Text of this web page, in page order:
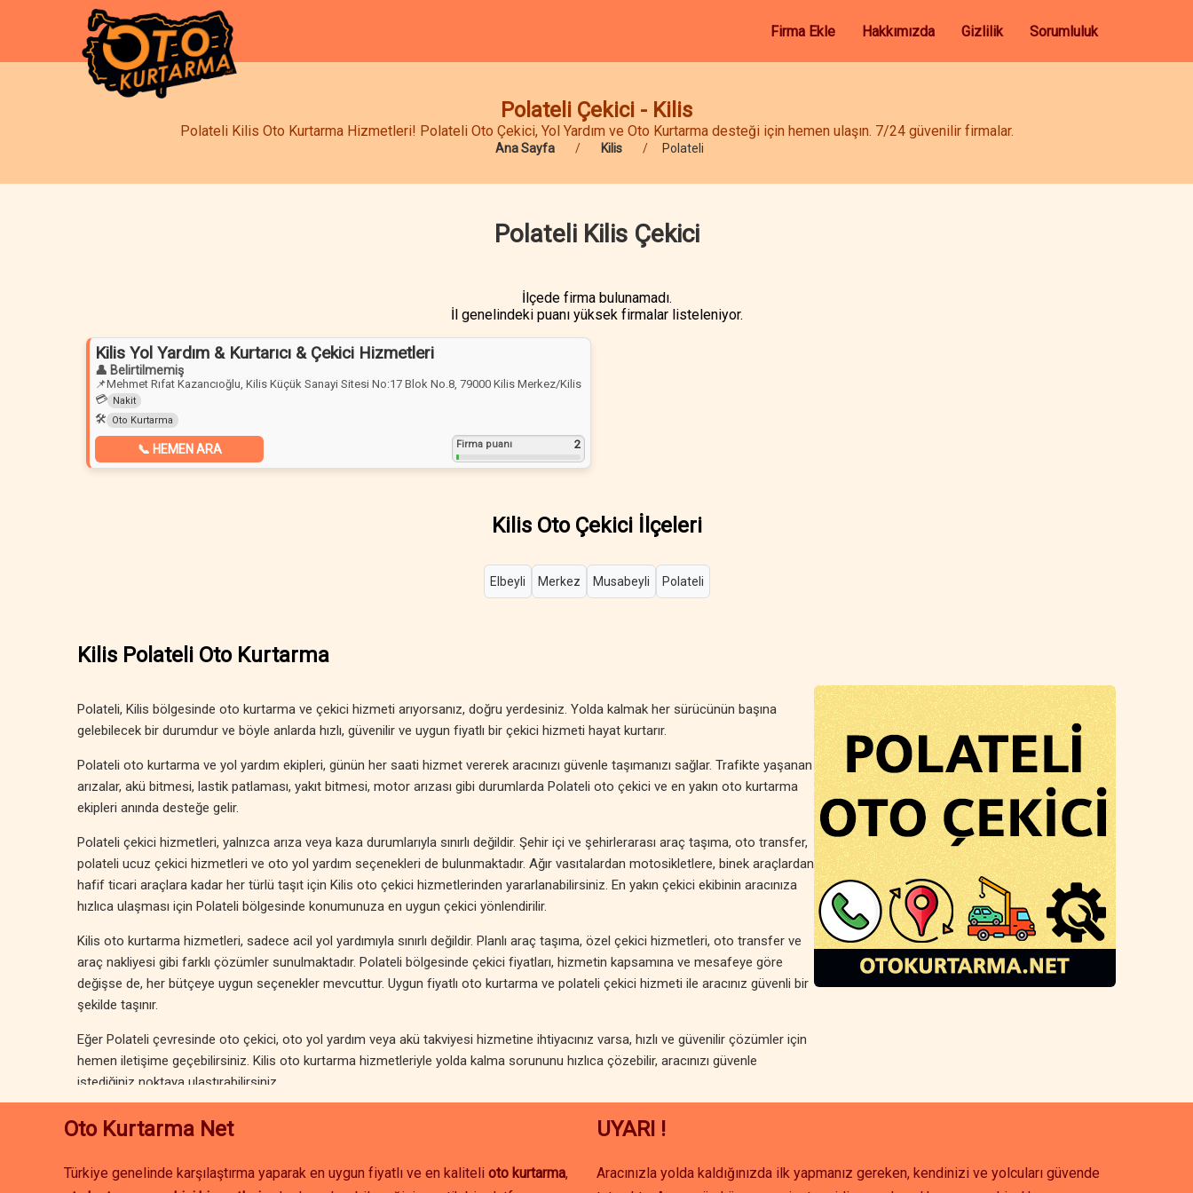
Firma Ekle Hakkımızda Gizlilik Sorumluluk
Polateli Çekici - Kilis
Polateli Kilis Oto Kurtarma Hizmetleri! Polateli Oto Çekici, Yol Yardım ve Oto Kurtarma desteği için hemen ulaşın. 7/24 güvenilir firmalar.
Ana Sayfa Kilis Polateli
Polateli Kilis Çekici
İlçede firma bulunamadı.
İl genelindeki puanı yüksek firmalar listeleniyor.
Kilis Yol Yardım & Kurtarıcı & Çekici Hizmetleri
👤 Belirtilmemiş
📌Mehmet Rıfat Kazancıoğlu, Kilis Küçük Sanayi Sitesi No:17 Blok No.8, 79000 Kilis Merkez/Kilis
💳 Nakit
🛠️ Oto Kurtarma
📞 HEMEN ARA Firma puanı 2
Kilis Oto Çekici İlçeleri
Elbeyli Merkez Musabeyli Polateli
Kilis Polateli Oto Kurtarma
Polateli, Kilis bölgesinde oto kurtarma ve çekici hizmeti arıyorsanız, doğru yerdesiniz. Yolda kalmak her sürücünün başına
gelebilecek bir durumdur ve böyle anlarda hızlı, güvenilir ve uygun fiyatlı bir çekici hizmeti hayat kurtarır.
Polateli oto kurtarma ve yol yardım ekipleri, günün her saati hizmet vererek aracınızı güvenle taşımanızı sağlar. Trafikte yaşanan
arızalar, akü bitmesi, lastik patlaması, yakıt bitmesi, motor arızası gibi durumlarda Polateli oto çekici ve en yakın oto kurtarma
ekipleri anında desteğe gelir.
Polateli çekici hizmetleri, yalnızca arıza veya kaza durumlarıyla sınırlı değildir. Şehir içi ve şehirlerarası araç taşıma, oto transfer,
polateli ucuz çekici hizmetleri ve oto yol yardım seçenekleri de bulunmaktadır. Ağır vasıtalardan motosikletlere, binek araçlardan
hafif ticari araçlara kadar her türlü taşıt için Kilis oto çekici hizmetlerinden yararlanabilirsiniz. En yakın çekici ekibinin aracınıza
hızlıca ulaşması için Polateli bölgesinde konumunuza en uygun çekici yönlendirilir.
Kilis oto kurtarma hizmetleri, sadece acil yol yardımıyla sınırlı değildir. Planlı araç taşıma, özel çekici hizmetleri, oto transfer ve
araç nakliyesi gibi farklı çözümler sunulmaktadır. Polateli bölgesinde çekici fiyatları, hizmetin kapsamına ve mesafeye göre
değişse de, her bütçeye uygun seçenekler mevcuttur. Uygun fiyatlı oto kurtarma ve polateli çekici hizmeti ile aracınız güvenli bir
şekilde taşınır.
Eğer Polateli çevresinde oto çekici, oto yol yardım veya akü takviyesi hizmetine ihtiyacınız varsa, hızlı ve güvenilir çözümler için
hemen iletişime geçebilirsiniz. Kilis oto kurtarma hizmetleriyle yolda kalma sorununu hızlıca çözebilir, aracınızı güvenle
istediğiniz noktaya ulaştırabilirsiniz.
Oto Kurtarma Net
Türkiye genelinde karşılaştırma yaparak en uygun fiyatlı ve en kaliteli oto kurtarma,
UYARI !
Aracınızla yolda kaldığınızda ilk yapmanız gereken, kendinizi ve yolcuları güvende